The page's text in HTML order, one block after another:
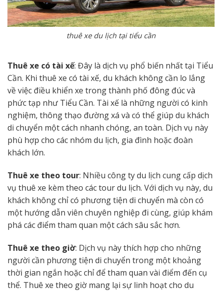
thuê xe du lịch tại tiểu cần
Thuê xe có tài xế: Đây là dịch vụ phổ biến nhất tại Tiểu
Cần. Khi thuê xe có tài xế, du khách không cần lo lắng
về việc điều khiển xe trong thành phố đông đúc và
phức tạp như Tiểu Cần. Tài xế là những người có kinh
nghiệm, thông thạo đường xá và có thể giúp du khách
di chuyển một cách nhanh chóng, an toàn. Dịch vụ này
phù hợp cho các nhóm du lịch, gia đình hoặc đoàn
khách lớn.
Thuê xe theo tour: Nhiều công ty du lịch cung cấp dịch
vụ thuê xe kèm theo các tour du lịch. Với dịch vụ này, du
khách không chỉ có phương tiện di chuyển mà còn có
một hướng dẫn viên chuyên nghiệp đi cùng, giúp khám
phá các điểm tham quan một cách sâu sắc hơn.
Thuê xe theo giờ: Dịch vụ này thích hợp cho những
người cần phương tiện di chuyển trong một khoảng
thời gian ngắn hoặc chỉ để tham quan vài điểm đến cụ
thể. Thuê xe theo giờ mang lại sự linh hoạt cho du